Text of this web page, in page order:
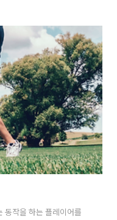
동작을 하는 플레이어를